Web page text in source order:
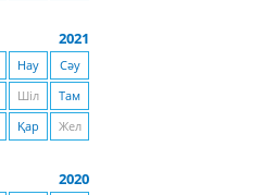
2021
Нау
Сәу
Шіл
Там
Қар Жел
2020